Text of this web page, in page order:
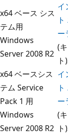
x64 ベース シス
テム用
Windows
Server 2008 R2
イ
ー
(
x64 ベースシス
テム Service
Pack 1 用
Windows
Server 2008 R2
イ
ー
(